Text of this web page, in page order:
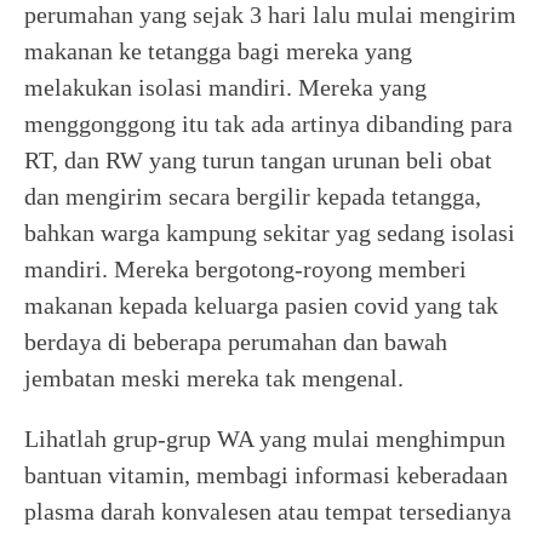
perumahan yang sejak 3 hari lalu mulai mengirim
makanan ke tetangga bagi mereka yang
melakukan isolasi mandiri. Mereka yang
menggonggong itu tak ada artinya dibanding para
RT, dan RW yang turun tangan urunan beli obat
dan mengirim secara bergilir kepada tetangga,
bahkan warga kampung sekitar yag sedang isolasi
mandiri. Mereka bergotong-royong memberi
makanan kepada keluarga pasien covid yang tak
berdaya di beberapa perumahan dan bawah
jembatan meski mereka tak mengenal.
Lihatlah grup-grup WA yang mulai menghimpun
bantuan vitamin, membagi informasi keberadaan
plasma darah konvalesen atau tempat tersedianya